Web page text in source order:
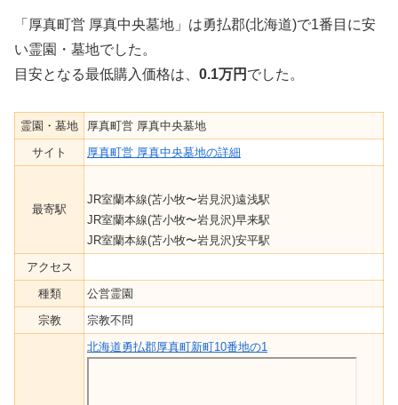
「厚真町営 厚真中央墓地」は勇払郡(北海道)で1番目に安
い霊園・墓地でした。
目安となる最低購入価格は、 0.1万円 でした。
霊園・墓地
厚真町営 厚真中央墓地
サイト
厚真町営 厚真中央墓地の詳細
最寄駅
JR室蘭本線(苫小牧〜岩見沢)遠浅駅
JR室蘭本線(苫小牧〜岩見沢)早来駅
JR室蘭本線(苫小牧〜岩見沢)安平駅
アクセス
種類
公営霊園
宗教
宗教不問
北海道勇払郡厚真町新町10番地の1